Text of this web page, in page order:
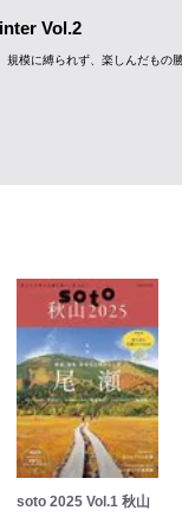
Vol.2
規模に縛られず、楽しんだもの
soto 2025 Vol.1 秋山